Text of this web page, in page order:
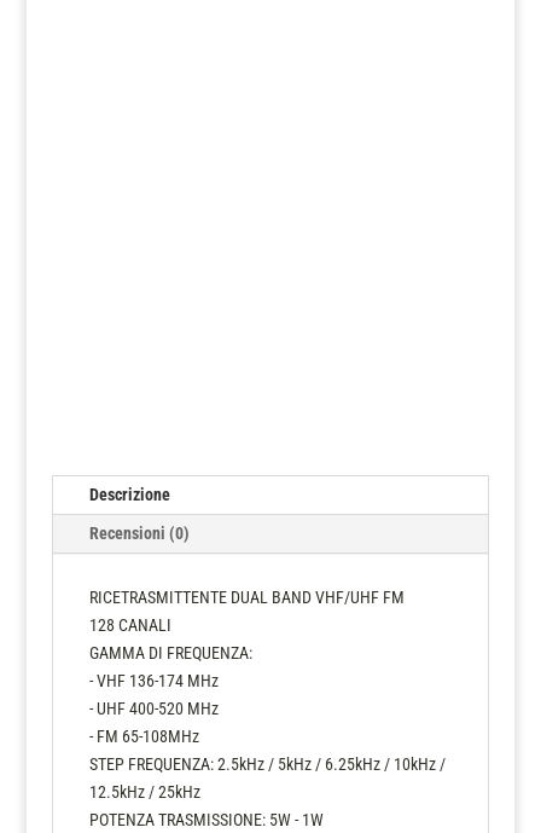
Descrizione
Recensioni (0)
RICETRASMITTENTE DUAL BAND VHF/UHF FM
128 CANALI
GAMMA DI FREQUENZA:
- VHF 136-174 MHz
- UHF 400-520 MHz
- FM 65-108MHz
STEP FREQUENZA: 2.5kHz / 5kHz / 6.25kHz / 10kHz /
12.5kHz / 25kHz
POTENZA TRASMISSIONE: 5W - 1W